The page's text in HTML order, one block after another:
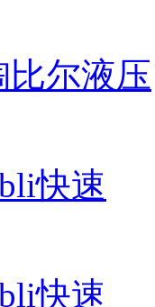
比尔液压
快速
快速